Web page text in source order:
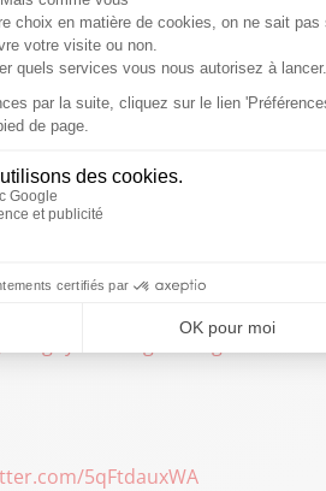
de l'Union Cognac St-Jean-
ses rangs la saison prochaine.
le nom du nouveau manager
#cognac
5qFtdauxWA